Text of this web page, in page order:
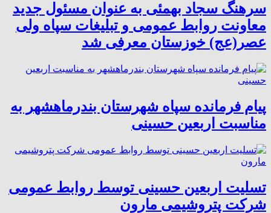
سرهنگ سجاد بهمئی به عنوان مسئول جدید
معاونت روابط عمومی و تبلیغات سپاه ولی
عصر(عج) خوزستان معرفی شد
پیام فرمانده سپاه شهرستان بندرماهشهر به
مناسبت اربعین حسینی
تسلیت اربعین حسینی توسط روابط عمومی
شرکت پتروشیمی مارون